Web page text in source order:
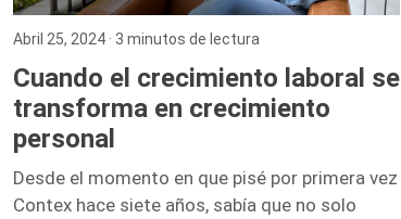
Abril 25, 2024 · 3 minutos de lectura
Cuando el crecimiento laboral se
transforma en crecimiento
personal
Desde el momento en que pisé por primera vez
Contex hace siete años, sabía que no solo